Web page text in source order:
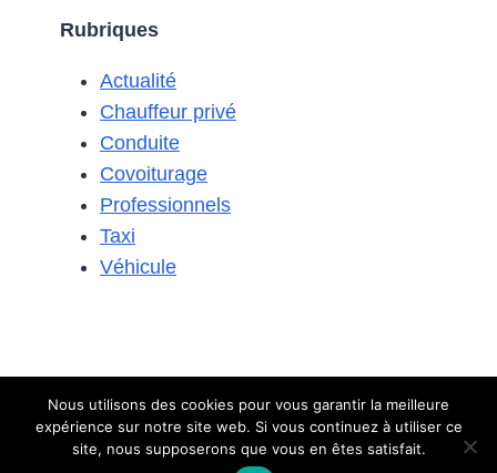
DE
GMK
PASSIONNÉ
Rubriques
Actualité
Chauffeur privé
Conduite
Covoiturage
Professionnels
Taxi
Véhicule
© 2026 Le covoiturageContact-Mentions légales
Nous utilisons des cookies pour vous garantir la meilleure
expérience sur notre site web. Si vous continuez à utiliser ce
site, nous supposerons que vous en êtes satisfait.